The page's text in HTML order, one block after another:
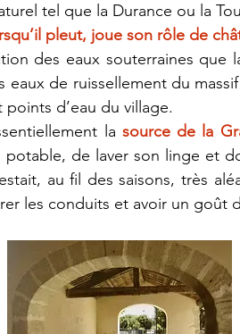
tel que la Durance ou la
pleut, joue son rôle de
des eaux souterraines que
de ruissellement du
d’eau du village.
la source de la
potable, de laver son linge et
au fil des saisons, très
les conduits et avoir un goût